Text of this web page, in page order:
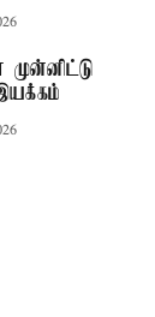
முன்னிட்டு
இயக்கம்